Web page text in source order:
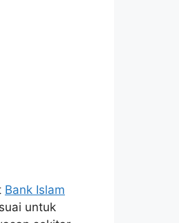
Bank Islam
untuk